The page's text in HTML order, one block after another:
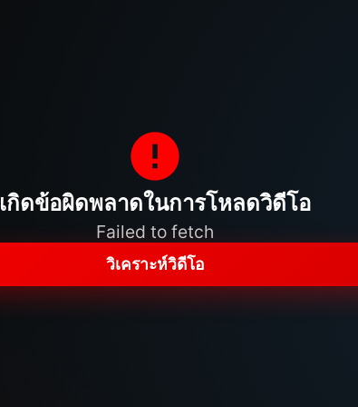
เกิดข้อผิดพลาดในการโหลดวิดีโอ
Failed to fetch
วิเคราะห์วิดีโอ